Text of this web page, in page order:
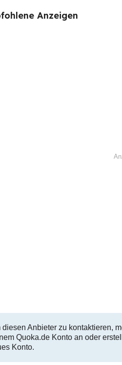
Anzeigen
diesen Anbieter zu kontaktieren,
Quoka.de Konto an oder
Konto.